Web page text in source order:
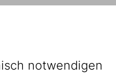
Archiv
notwendigen